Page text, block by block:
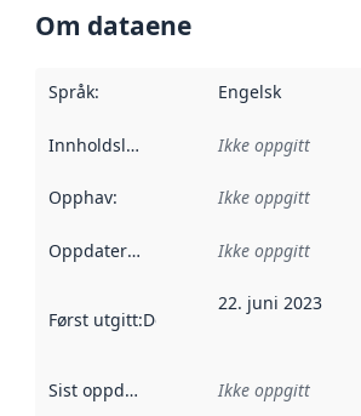
Om dataene
Språk: Engelsk
Innholdsleverandører :
Ikke oppgitt
Opphav: Ikke oppgitt
Oppdateringsfrekvens :
Ikke oppgitt
Først utgitt:Denne datoen sier når
22. juni 2023
Sist oppdatert Ikke oppgitt